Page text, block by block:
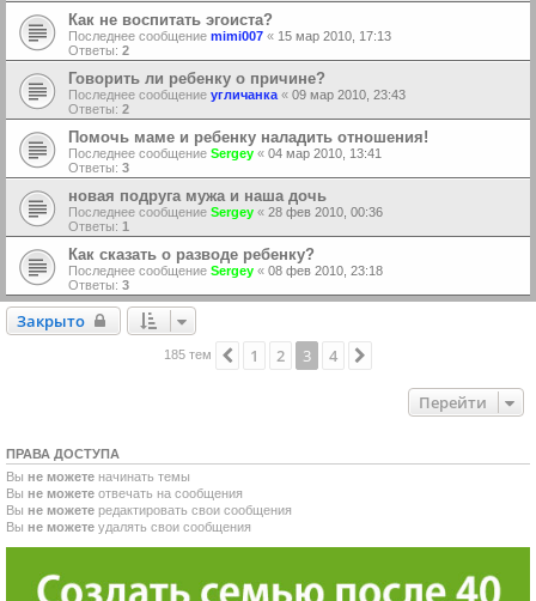
Как не воспитать эгоиста?
Последнее сообщение mimi007 « 15 мар 2010, 17:13
Ответы: 2
Говорить ли ребенку о причине?
Последнее сообщение угличанка « 09 мар 2010, 23:43
Ответы: 2
Помочь маме и ребенку наладить отношения!
Последнее сообщение Sergey « 04 мар 2010, 13:41
Ответы: 3
новая подруга мужа и наша дочь
Последнее сообщение Sergey « 28 фев 2010, 00:36
Ответы: 1
Как сказать о разводе ребенку?
Последнее сообщение Sergey « 08 фев 2010, 23:18
Ответы: 3
Закрыто
Закрыто
185 тем Пред.
1 2 3 4
Перейти
ПРАВА ДОСТУПА
Вы не можете начинать темы
Вы не можете отвечать на сообщения
Вы не можете редактировать свои сообщения
Вы не можете удалять свои сообщения